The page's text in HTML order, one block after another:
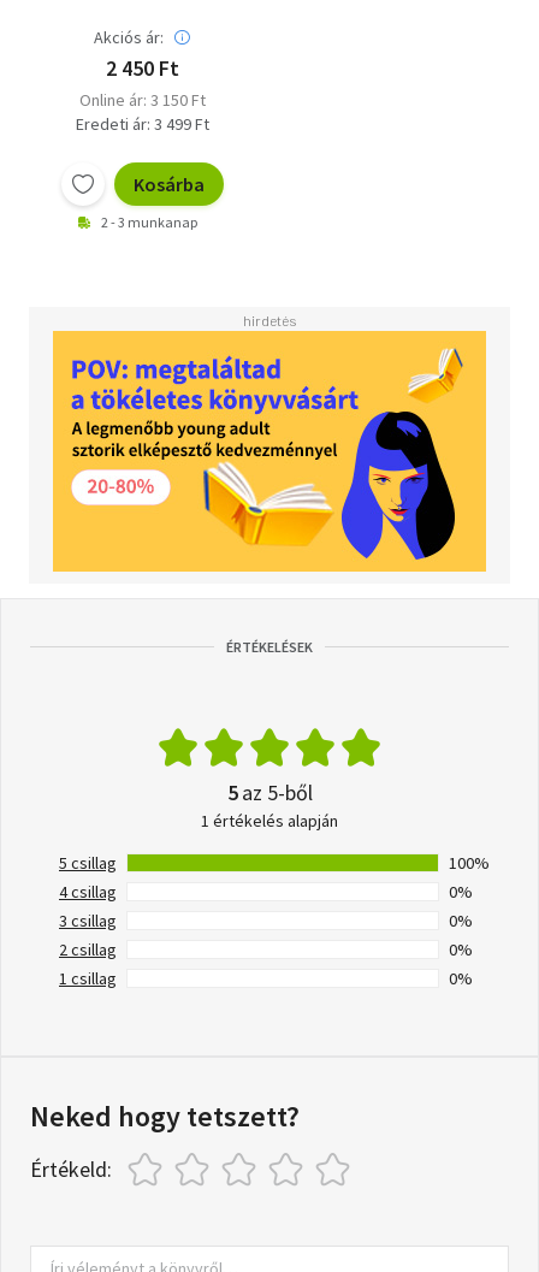
Akciós ár:
2 450 Ft
Online ár: 3 150 Ft
Eredeti ár: 3 499 Ft
Kosárba
2 - 3 munkanap
ÉRTÉKELÉSEK
5az 5-ből
1 értékelés alapján
5 csillag
100%
4 csillag
0%
3 csillag
0%
2 csillag
0%
1 csillag
0%
Neked hogy tetszett?
Értékeld: